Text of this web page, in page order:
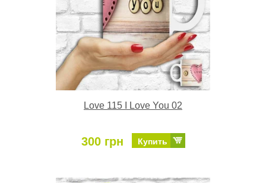
Love 115 I Love You 02
300 грн Купить